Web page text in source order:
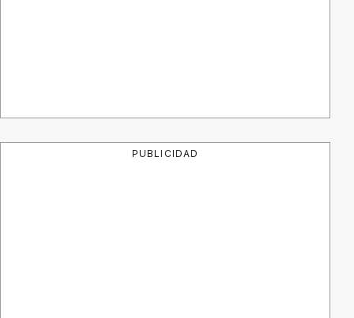
PUBLICIDAD